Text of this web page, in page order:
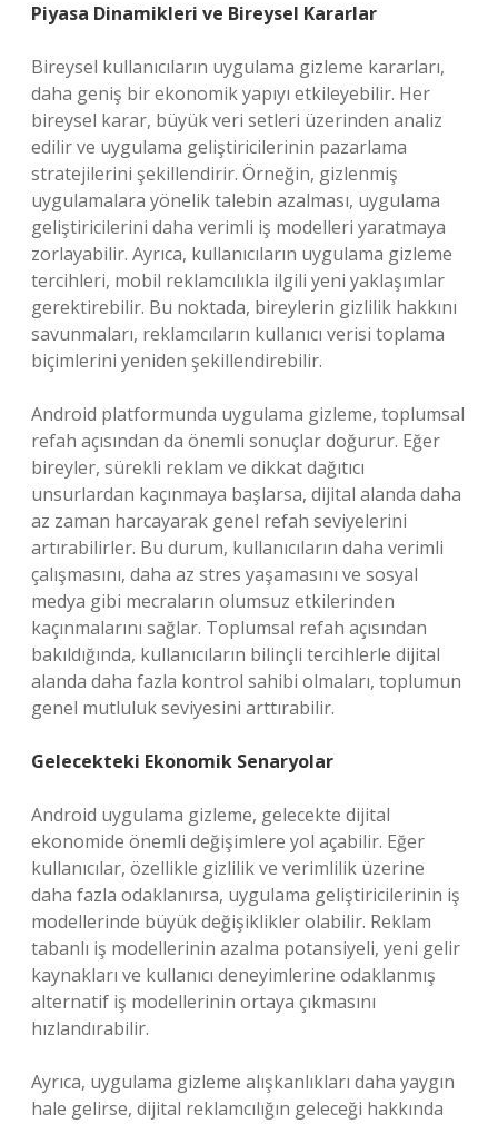
Piyasa Dinamikleri ve Bireysel Kararlar
Bireysel kullanıcıların uygulama gizleme kararları,
daha geniş bir ekonomik yapıyı etkileyebilir. Her
bireysel karar, büyük veri setleri üzerinden analiz
edilir ve uygulama geliştiricilerinin pazarlama
stratejilerini şekillendirir. Örneğin, gizlenmiş
uygulamalara yönelik talebin azalması, uygulama
geliştiricilerini daha verimli iş modelleri yaratmaya
zorlayabilir. Ayrıca, kullanıcıların uygulama gizleme
tercihleri, mobil reklamcılıkla ilgili yeni yaklaşımlar
gerektirebilir. Bu noktada, bireylerin gizlilik hakkını
savunmaları, reklamcıların kullanıcı verisi toplama
biçimlerini yeniden şekillendirebilir.
Android platformunda uygulama gizleme, toplumsal
refah açısından da önemli sonuçlar doğurur. Eğer
bireyler, sürekli reklam ve dikkat dağıtıcı
unsurlardan kaçınmaya başlarsa, dijital alanda daha
az zaman harcayarak genel refah seviyelerini
artırabilirler. Bu durum, kullanıcıların daha verimli
çalışmasını, daha az stres yaşamasını ve sosyal
medya gibi mecraların olumsuz etkilerinden
kaçınmalarını sağlar. Toplumsal refah açısından
bakıldığında, kullanıcıların bilinçli tercihlerle dijital
alanda daha fazla kontrol sahibi olmaları, toplumun
genel mutluluk seviyesini arttırabilir.
Gelecekteki Ekonomik Senaryolar
Android uygulama gizleme, gelecekte dijital
ekonomide önemli değişimlere yol açabilir. Eğer
kullanıcılar, özellikle gizlilik ve verimlilik üzerine
daha fazla odaklanırsa, uygulama geliştiricilerinin iş
modellerinde büyük değişiklikler olabilir. Reklam
tabanlı iş modellerinin azalma potansiyeli, yeni gelir
kaynakları ve kullanıcı deneyimlerine odaklanmış
alternatif iş modellerinin ortaya çıkmasını
hızlandırabilir.
Ayrıca, uygulama gizleme alışkanlıkları daha yaygın
hale gelirse, dijital reklamcılığın geleceği hakkında